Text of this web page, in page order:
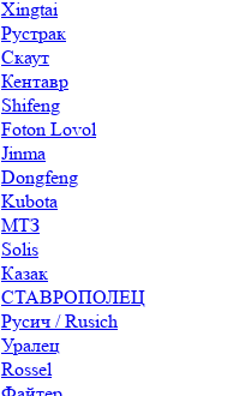
Xingtai
Рустрак
Скаут
Кентавр
Shifeng
Foton Lovol
Jinma
Dongfeng
Kubota
МТЗ
Solis
Казак
СТАВРОПОЛЕЦ
Русич / Rusich
Уралец
Rossel